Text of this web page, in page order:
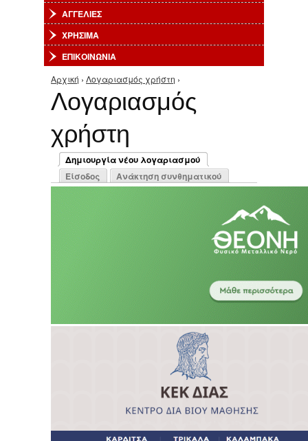
ΑΓΓΕΛΙΕΣ
ΧΡΗΣΙΜΑ
ΕΠΙΚΟΙΝΩΝΙΑ
Είστε εδώ
Αρχική › Λογαριασμός χρήστη ›
Λογαριασμός
χρήστη
Πρωτεύουσες καρτέλες
Δημιουργία νέου λογαριασμού
(ενεργή καρτέλα)
Είσοδος Ανάκτηση συνθηματικού